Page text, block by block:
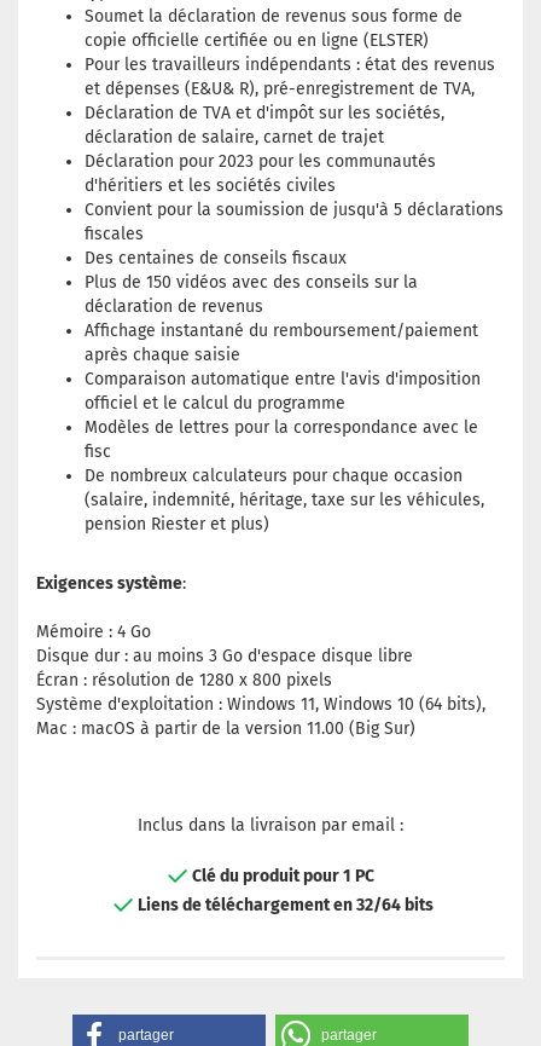
Soumet la déclaration de revenus sous forme de
copie officielle certifiée ou en ligne (ELSTER)
Pour les travailleurs indépendants : état des revenus
et dépenses (E&U& R), pré-enregistrement de TVA,
Déclaration de TVA et d'impôt sur les sociétés,
déclaration de salaire, carnet de trajet
Déclaration pour 2023 pour les communautés
d'héritiers et les sociétés civiles
Convient pour la soumission de jusqu'à 5 déclarations
fiscales
Des centaines de conseils fiscaux
Plus de 150 vidéos avec des conseils sur la
déclaration de revenus
Affichage instantané du remboursement/paiement
après chaque saisie
Comparaison automatique entre l'avis d'imposition
officiel et le calcul du programme
Modèles de lettres pour la correspondance avec le
fisc
De nombreux calculateurs pour chaque occasion
(salaire, indemnité, héritage, taxe sur les véhicules,
pension Riester et plus)
Exigences système:
Mémoire : 4 Go
Disque dur : au moins 3 Go d'espace disque libre
Écran : résolution de 1280 x 800 pixels
Système d'exploitation : Windows 11, Windows 10 (64 bits),
Mac : macOS à partir de la version 11.00 (Big Sur)
Inclus dans la livraison par email :
Clé du produit pour 1 PC
Liens de téléchargement en 32/64 bits
partager partager